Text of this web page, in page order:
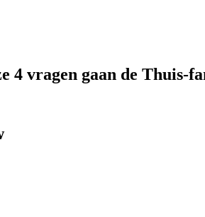
4 vragen gaan de Thuis-